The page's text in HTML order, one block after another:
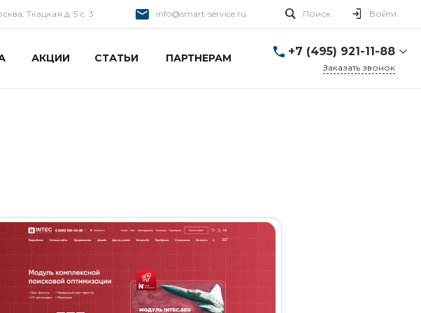
Ткацкая д. 5 с. 3 info@smart-service.ru Поиск Войти
АКЦИИ СТАТЬИ ПАРТНЕРАМ
+7 (495) 921-11-88
Заказать звонок